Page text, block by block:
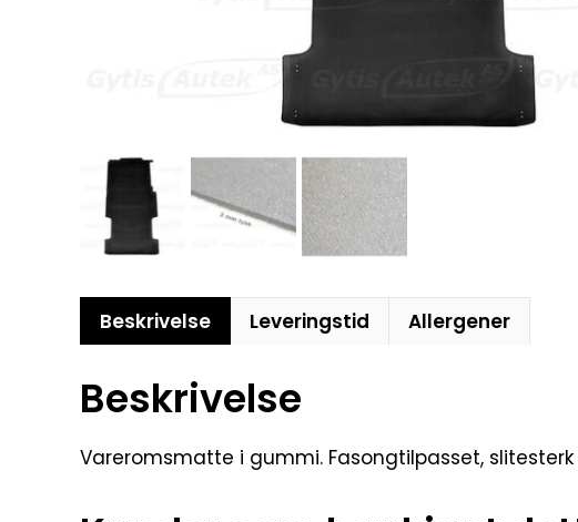
Beskrivelse Leveringstid Allergener
Beskrivelse
Vareromsmatte i gummi. Fasongtilpasset, slitesterk